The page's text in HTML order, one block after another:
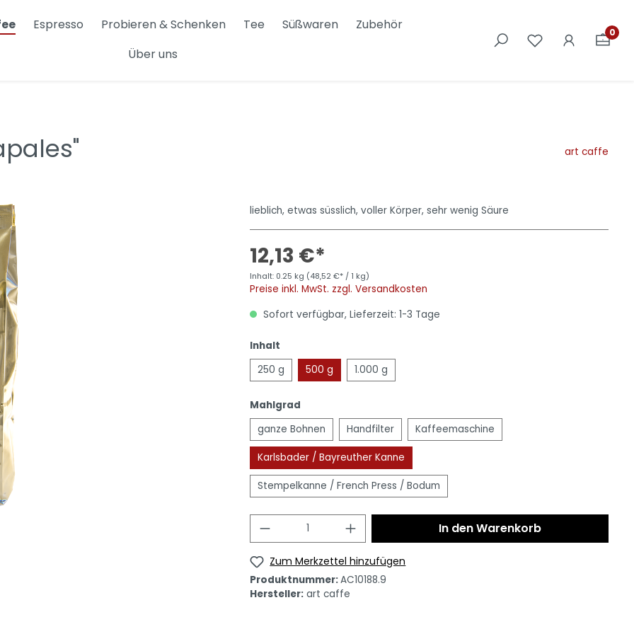
Espresso Probieren & Schenken Tee Süßwaren
Zubehör
Über uns
0
art caffe
lieblich, etwas süsslich, voller Körper, sehr wenig Säure
12,13 €*
Inhalt: 0.25 kg (48,52 €* / 1 kg)
Preise inkl. MwSt. zzgl. Versandkosten
Sofort verfügbar, Lieferzeit: 1-3 Tage
Inhalt
250 g
500 g 1.000 g
Mahlgrad
ganze Bohnen
Handfilter Kaffeemaschine
Karlsbader / Bayreuther Kanne
Stempelkanne / French Press / Bodum
In den Warenkorb
Zum Merkzettel hinzufügen
Produktnummer:AC10188.9
Hersteller: art caffe